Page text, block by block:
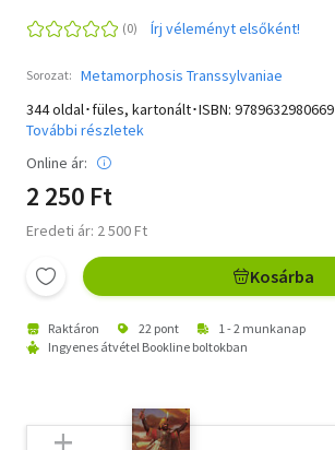
Írj véleményt elsőként!
Sorozat: Metamorphosis Transsylvaniae
344 oldal･füles, kartonált･ISBN: 9789632980669
További részletek
Online ár:
2 250 Ft
Eredeti ár: 2 500 Ft
Kosárba
Raktáron 22 pont
1 - 2 munkanap
Ingyenes átvétel Bookline boltokban